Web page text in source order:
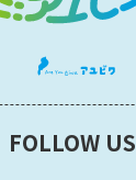
FOLLOW US